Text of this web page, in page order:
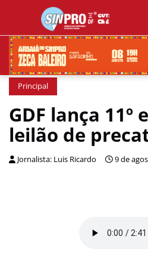
Principal
GDF lança 11º
leilão de
Jornalista: Luis Ricardo 9 de